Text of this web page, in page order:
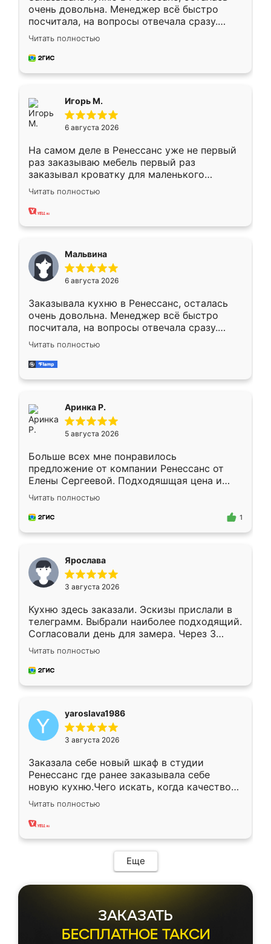
очень довольна. Менеджер всё быстро
посчитала, на вопросы отвечала сразу.
Замерщик приехал в субботу, подошёл к
делу со всей ответственностью. Собрали
за день, ребята работали аккуратно, даже
Читать полностью
Игорь М.
6 августа 2026
На самом деле в Ренессанс уже не первый
раз заказываю мебель первый раз
заказывал кроватку для маленького
ребёнка при его рождении ,во второй раз
заказал шкаф-купе. По качеству очень
хорошее сборка достаточно быстрая,
меньше, здесь же он более разнообразный.
Мне нравится ,если что-то потребуется из
мебели буду заказывать только здесь.
Читать полностью
Мальвина
6 августа 2026
Заказывала кухню в Ренессанс, осталась
очень довольна. Менеджер всё быстро
посчитала, на вопросы отвечала сразу.
Замерщик приехал в субботу, подошёл к
делу со всей ответственностью. Собрали
за день, ребята работали аккуратно, даже
Читать полностью
Аринка Р.
5 августа 2026
Больше всех мне понравилось
предложение от компании Ренессанс от
Елены Сергеевой. Подходяшщая цена и
короткие сроки изготовления. Приехавший
для замера сотрудник Владислав
предложил по моему эскизу самый
Читать полностью
1
Ярослава
3 августа 2026
Кухню здесь заказали. Эскизы прислали в
телеграмм. Выбрали наиболее подходящий.
Согласовали день для замера. Через 3
недели кухня была уже готова. Остались
довольны работой. Спасибо Ренессанс
мебель за качественную работу!
Читать полностью
yaroslava1986
3 августа 2026
Заказала себе новый шкаф в студии
Ренессанс где ранее заказывала себе
новую кухню.Чего искать, когда качеством
вполне довольна. Служит кухня уже почти
два года, нареканий нет.
Читать полностью
Еще
ЗАКАЗАТЬ
БЕСПЛАТНОЕ ТАКСИ